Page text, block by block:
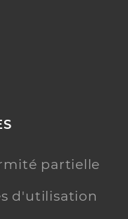
partielle
d'utilisation